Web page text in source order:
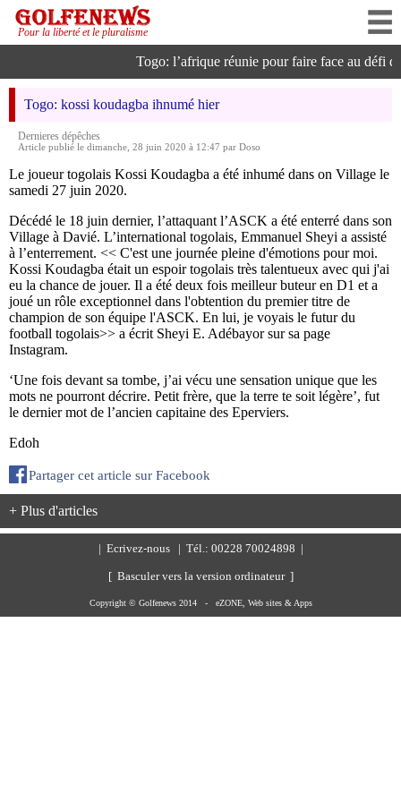
Pour la liberté et le pluralisme
Togo: l’afrique réunie pour faire face au défi
Togo: kossi koudagba ihnumé hier
Dernieres dépêches
Article publié le dimanche, 28 juin 2020 à 12:47 par Doso
Le joueur togolais Kossi Koudagba a été inhumé dans on Village le
samedi 27 juin 2020.
Décédé le 18 juin dernier, l’attaquant l’ASCK a été enterré dans son
Village à Davié. L’international togolais, Emmanuel Sheyi a assisté
à l’enterrement. << C'est une journée pleine d'émotions pour moi.
Kossi Koudagba était un espoir togolais très talentueux avec qui j'ai
eu la chance de jouer. Il a été deux fois meilleur buteur en D1 et a
joué un rôle exceptionnel dans l'obtention du premier titre de
champion de son équipe l'ASCK. En lui, je voyais le futur du
football togolais>> a écrit Sheyi E. Adébayor sur sa page
Instagram.
‘Une fois devant sa tombe, j’ai vécu une sensation unique que les
mots ne pourront décrire. Petit frère, que la terre te soit légère’, fut
le dernier mot de l’ancien capitaine des Eperviers.
Edoh
Partager cet article sur Facebook
+ Plus d'articles
Ecrivez-nous | Tél.: 00228 70024898 |
[ Basculer vers la version ordinateur ]
Copyright © Golfenews 2014 - eZONE, Web sites & Apps